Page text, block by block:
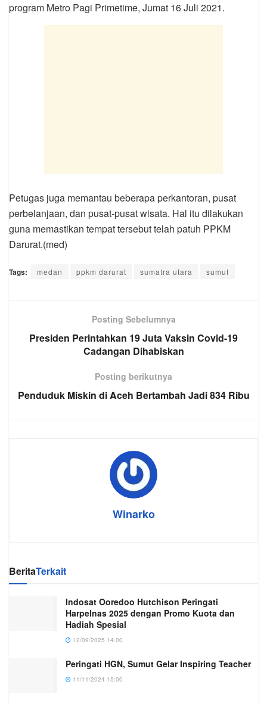
program Metro Pagi Primetime, Jumat 16 Juli 2021.
Petugas juga memantau beberapa perkantoran, pusat
perbelanjaan, dan pusat-pusat wisata. Hal itu dilakukan
guna memastikan tempat tersebut telah patuh PPKM
Darurat.(med)
Tags: medan ppkm darurat sumatra utara sumut
Posting Sebelumnya
Presiden Perintahkan 19 Juta Vaksin Covid-19
Cadangan Dihabiskan
Posting berikutnya
Penduduk Miskin di Aceh Bertambah Jadi 834 Ribu
Winarko
BeritaTerkait
Indosat Ooredoo Hutchison Peringati
Harpelnas 2025 dengan Promo Kuota dan
Hadiah Spesial
12/09/2025 14:00
Peringati HGN, Sumut Gelar Inspiring Teacher
11/11/2024 15:00